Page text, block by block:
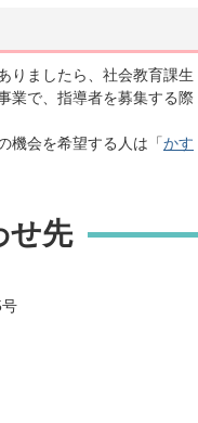
りましたら、社会教育課生
業で、指導者を募集する際
機会を希望する人は「かす
せ先